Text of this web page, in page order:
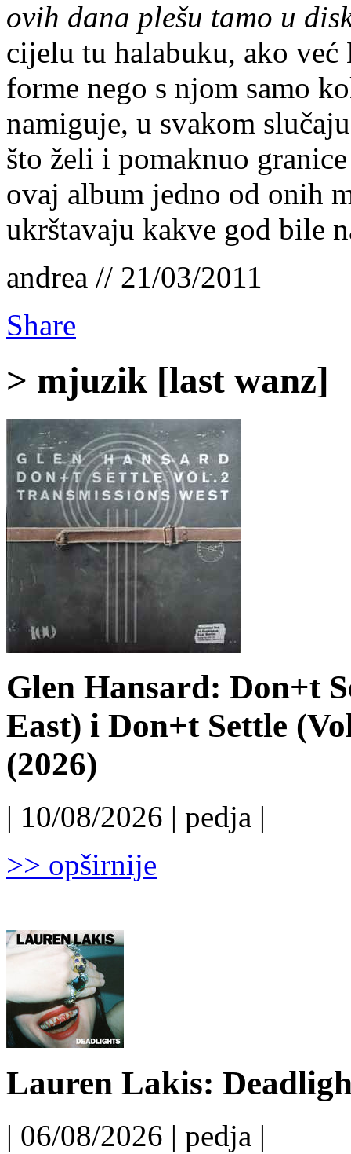
ovih dana plešu tamo u
cijelu tu halabuku, ako već
forme nego s njom samo
namiguje, u svakom
što želi i pomaknuo
ovaj album jedno od onih
ukrštavaju kakve god bile
andrea // 21/03/2011
Share
> mjuzik [last wanz]
Glen Hansard: Don+t
East) i Don+t Settle
(2026)
| 10/08/2026 | pedja |
>> opširnije
Lauren Lakis:
| 06/08/2026 | pedja |